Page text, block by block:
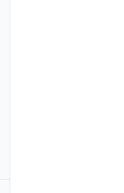
ما عضو شوید